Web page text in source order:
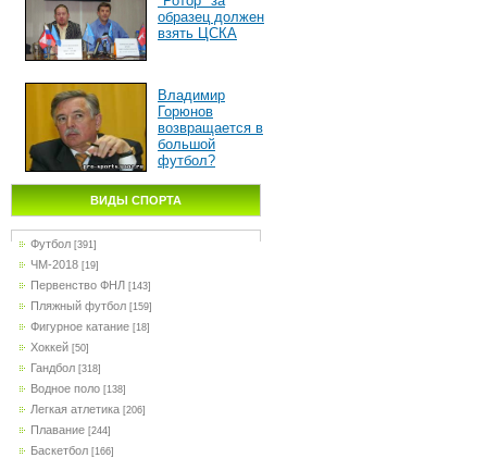
образец должен
взять ЦСКА
Владимир
Горюнов
возвращается в
большой
футбол?
ВИДЫ СПОРТА
Футбол [391]
ЧМ-2018 [19]
Первенство ФНЛ [143]
Пляжный футбол [159]
Фигурное катание [18]
Хоккей [50]
Гандбол [318]
Водное поло [138]
Легкая атлетика [206]
Плавание [244]
Баскетбол [166]